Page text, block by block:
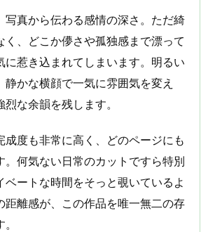
写真から伝わる感情の深さ。ただ綺
く、どこか儚さや孤独感まで漂って
に惹き込まれてしまいます。明るい
かな横顔で一気に雰囲気を変え
な余韻を残します。
成度も非常に高く、どのページにも
。何気ない日常のカットですら特別
ベートな時間をそっと覗いているよ
距離感が、この作品を唯一無二の存